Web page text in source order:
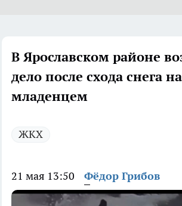
В Ярославском районе
дело после схода снега
младенцем
ЖКХ
21 мая 13:50 Фёдор Грибов